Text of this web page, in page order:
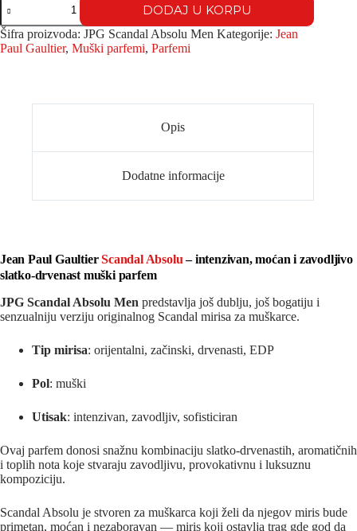
DODAJ U KORPU
Šifra proizvoda: JPG Scandal Absolu Men Kategorije: Jean
Paul Gaultier, Muški parfemi, Parfemi
Opis
Dodatne informacije
Jean Paul GaultierScandal Absolu– intenzivan, moćan i zavodljivo
slatko-drvenast muški parfem
JPG Scandal Absolu Men predstavlja još dublju, još bogatiju i
senzualniju verziju originalnog Scandal mirisa za muškarce.
Tip mirisa: orijentalni, začinski, drvenasti, EDP
Pol: muški
Utisak: intenzivan, zavodljiv, sofisticiran
Ovaj parfem donosi snažnu kombinaciju slatko-drvenastih, aromatičnih
i toplih nota koje stvaraju zavodljivu, provokativnu i luksuznu
kompoziciju.
Scandal Absolu je stvoren za muškarca koji želi da njegov miris bude
primetan, moćan i nezaboravan — miris koji ostavlja trag gde god da